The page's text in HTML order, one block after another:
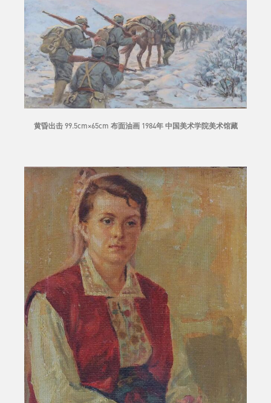
黄昏出击 99.5cm×65cm 布面油画 1984年 中国美术学院美术馆藏